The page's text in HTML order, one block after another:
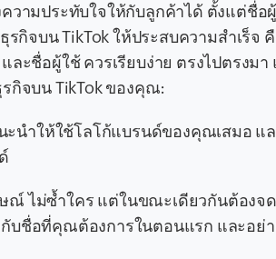
วามประทับใจให้กับลูกค้าได้ ตั้งแต่ชื่อ
จบน TikTok ให้ประสบความสำเร็จ
ะชื่อผู้ใช้ ควรเรียบง่าย ตรงไปตรงม
กิจบน TikTok ของคุณ:
นำให้ใช้โลโก้แบรนด์ของคุณเสมอ แ
ณ์ ไม่ซ้ำใคร แต่ในขณะเดียวกันต้อง
บชื่อที่คุณต้องการในตอนแรก และอย่